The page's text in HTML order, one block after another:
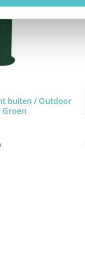
buiten / Outdoor